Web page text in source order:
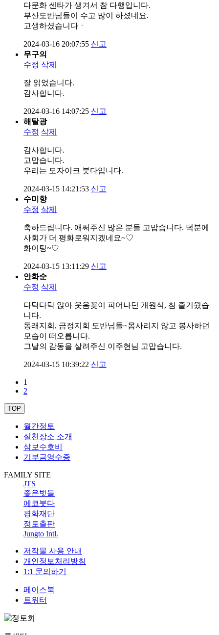
다문화 센타가 생겨서 참 다행입니다.
부산도반님들이 수고 많이 하셨네요.
고생하셨습니다ㆍ
2024-03-16 20:07:55 신고
무구의
수정 삭제
잘 읽었습니다.
감사합니다.
2024-03-16 14:07:25 신고
해탈광
수정 삭제
감사합니다.
고맙습니다.
우리는 모자이크 붓다입니다.
2024-03-15 14:21:53 신고
수미향
수정 삭제
축하드립니다. 애써주신 많은 분들 고맙습니다. 덕분에
사회가 더 평화로워지겠네요~♡
화이팅~♡
2024-03-15 13:11:29 신고
안화순
수정 삭제
다닥다닥 앉아 웃음꽃이 피어나던 개원식, 참 즐거웠습
니다.
동래지회, 금정지회 도반님들~몸사리지 않고 봉사하던
모습이 떠오릅니다.
그날의 감동을 살려주신 이주현님 고맙습니다.
2024-03-15 10:39:22 신고
1
2
TOP
월간정토
실천장소 소개
삼보수호비
기부금영수증
FAMILY SITE
JTS
좋은벗들
에코붓다
평화재단
정토출판
Jungto Intl.
저작물 사용 안내
개인정보처리방침
1:1 문의하기
페이스북
트위터